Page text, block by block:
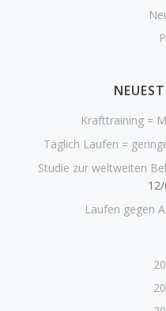
Krafttraining =
Täglich Laufen =
Studie zur weltweiten
Laufen gegen